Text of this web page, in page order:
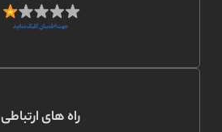
راه های ارتباطی